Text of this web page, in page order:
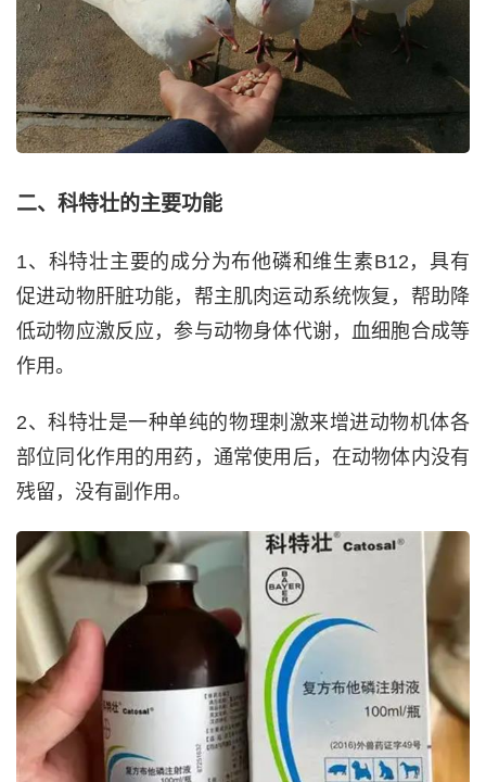
二、科特壮的主要功能
1、科特壮主要的成分为布他磷和维生素B12，具有
促进动物肝脏功能，帮主肌肉运动系统恢复，帮助降
低动物应激反应，参与动物身体代谢，血细胞合成等
作用。
2、科特壮是一种单纯的物理刺激来增进动物机体各
部位同化作用的用药，通常使用后，在动物体内没有
残留，没有副作用。